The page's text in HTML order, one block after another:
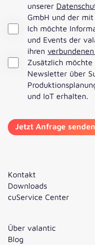
unserer
GmbH und der
Ich möchte
und Events der
ihren
Zusätzlich
Newsletter über
und IoT erhalten.
Kontakt
Downloads
cuService Center
Über valantic
Blog